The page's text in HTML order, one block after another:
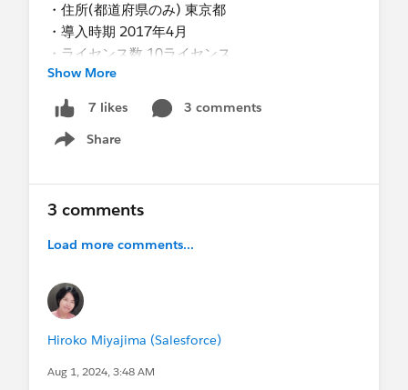
※NPO分科会準備メンバーとSalesforceユー
ザグループ事務局確認後、募集先投稿グルー
プ
@Success - Salesforceユーザグループ - 日本
@SFUG - NPO分科会 - 日本（準備グルー
プ）
・住所(都道府県のみ) 東京都
・導入時期 2017年4月
・ライセンス数 10ライセンス
・ファンドレックスDRMを使っていますか？
-いいえ
・SFDC社/ NPOサポートセンターが実施する研修
に受講されましたか？
・はいの場合、どの研修を受講されましたか？
- 初級編、中級編
挙げてください
理
・今までプロボノ支援を受けたことがあります
か？
・具体的な支援内容
Show More
7 likes
3 comments
Share
Show menu
3 comments
Load more comments...
Hiroko Miyajima (Salesforce)
Aug 1, 2024, 3:48 AM